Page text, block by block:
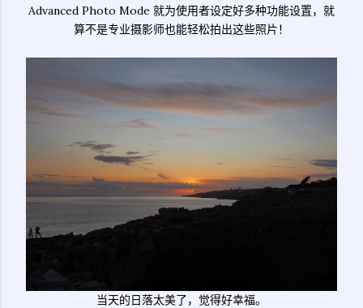
Advanced Photo Mode 就为使用者设定好多种功能设置，就
算不是专业摄影师也能轻松拍出这些照片！
当天的日落太美了，觉得好幸福。